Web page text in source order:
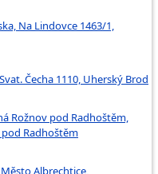
Na Lindovce 1463/1,
Čecha 1110, Uherský Brod
Rožnov pod Radhoštěm,
Radhoštěm
Albrechtice,